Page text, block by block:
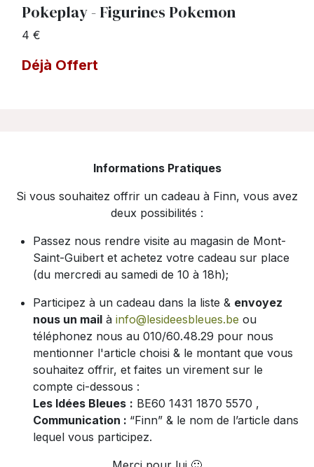
Pokeplay - Figurines Pokemon
4 €
Déjà Offert
Informations Pratiques
Si vous souhaitez offrir un cadeau à Finn, vous avez
deux possibilités :
Passez nous rendre visite au magasin de Mont-
Saint-Guibert et achetez votre cadeau sur place
(du mercredi au samedi de 10 à 18h);
Participez à un cadeau dans la liste & envoyez
nous un mail à info@lesideesbleues.be ou
téléphonez nous au 010/60.48.29 pour nous
mentionner l'article choisi & le montant que vous
souhaitez offrir, et faites un virement sur le
compte ci-dessous :
Les Idées Bleues : BE60 1431 1870 5570 ,
Communication : “Finn” & le nom de l’article dans
lequel vous participez.